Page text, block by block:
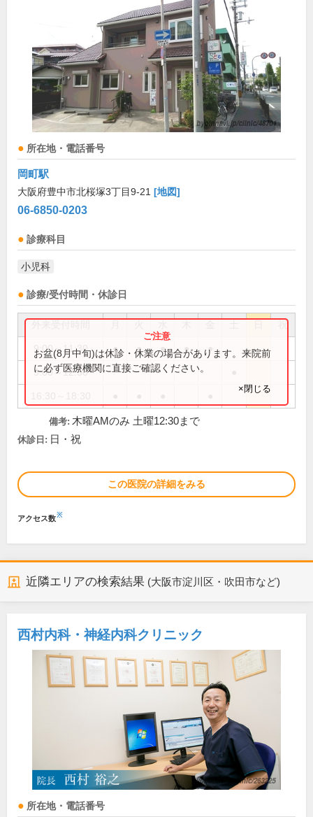
所在地・電話番号
岡町駅
大阪府豊中市北桜塚3丁目9-21 [地図]
06-6850-0203
診療科目
小児科
診療/受付時間・休診日
祝
9:00～11:30 ● ● ● ● ●
9:00～12:30
お盆(8月中旬)は休診・休業の場合があります。来院前
に必ず医療機関に直接ご確認ください。
×閉じる
備考: 木曜AMのみ 土曜12:30まで
休診日: 日・祝
この医院の詳細をみる
アクセス数※
近隣エリアの検索結果 (大阪市淀川区・吹田市など)
西村内科・神経内科クリニック
所在地・電話番号